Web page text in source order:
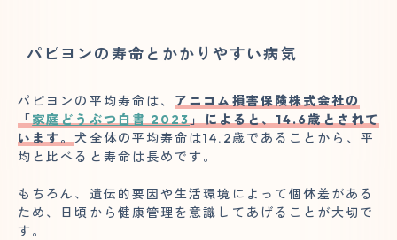
パピヨンの寿命とかかりやすい病気
パピヨンの平均寿命は、 アニコム損害保険株式会社の
「家庭どうぶつ白書 2023 」によると、14.6歳とされて
います。犬全体の平均寿命は14.2歳であることから、平
均と比べると寿命は長めです。
もちろん、遺伝的要因や生活環境によって個体差がある
ため、日頃から健康管理を意識してあげることが大切で
す。